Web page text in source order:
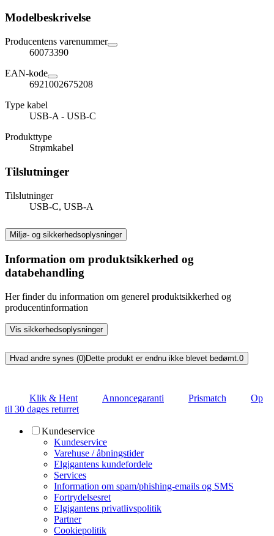
Modelbeskrivelse
Producentens varenummer
60073390
EAN-kode
6921002675208
Type kabel
USB-A - USB-C
Produkttype
Strømkabel
Tilslutninger
Tilslutninger
USB-C, USB-A
Miljø- og sikkerhedsoplysninger
Information om produktsikkerhed og
databehandling
Her finder du information om generel produktsikkerhed og
producentinformation
Vis sikkerhedsoplysninger
Hvad andre synes (0)Dette produkt er endnu ikke blevet bedømt.0
Klik & Hent Annoncegaranti Prismatch
Op
til 30 dages returret
Kundeservice
Kundeservice
Varehuse / åbningstider
Elgigantens kundefordele
Services
Information om spam/phishing-emails og SMS
Fortrydelsesret
Elgigantens privatlivspolitik
Partner
Cookiepolitik